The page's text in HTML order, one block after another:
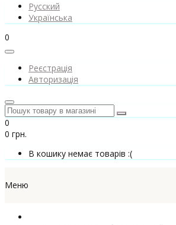
Русский
Українська
0
Реєстрація
Авторизація
0
0 грн.
В кошику немає товарів :(
Меню